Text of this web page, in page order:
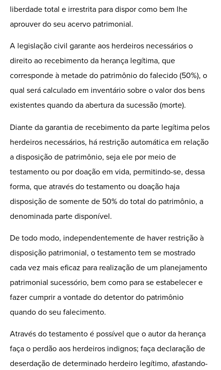
liberdade total e irrestrita para dispor como bem lhe
aprouver do seu acervo patrimonial.
A legislação civil garante aos herdeiros necessários o
direito ao recebimento da herança legítima, que
corresponde à metade do patrimônio do falecido (50%), o
qual será calculado em inventário sobre o valor dos bens
existentes quando da abertura da sucessão (morte).
Diante da garantia de recebimento da parte legítima pelos
herdeiros necessários, há restrição automática em relação
a disposição de patrimônio, seja ele por meio de
testamento ou por doação em vida, permitindo-se, dessa
forma, que através do testamento ou doação haja
disposição de somente de 50% do total do patrimônio, a
denominada parte disponível.
De todo modo, independentemente de haver restrição à
disposição patrimonial, o testamento tem se mostrado
cada vez mais eficaz para realização de um planejamento
patrimonial sucessório, bem como para se estabelecer e
fazer cumprir a vontade do detentor do patrimônio
quando do seu falecimento.
Através do testamento é possível que o autor da herança
faça o perdão aos herdeiros indignos; faça declaração de
deserdação de determinado herdeiro legítimo, afastando-